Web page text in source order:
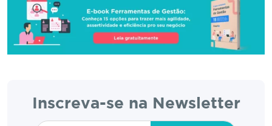
Inscreva-se na Newsletter